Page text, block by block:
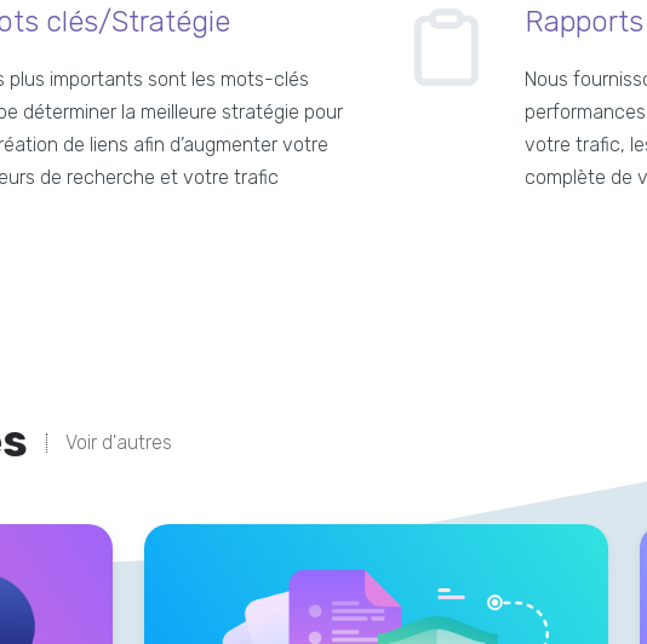
clés/Stratégie
plus importants sont les mots-clés
déterminer la meilleure stratégie pour
de liens afin d’augmenter votre
de recherche et votre trafic
Nous
votre trafic,
complète de
Voir d'autres